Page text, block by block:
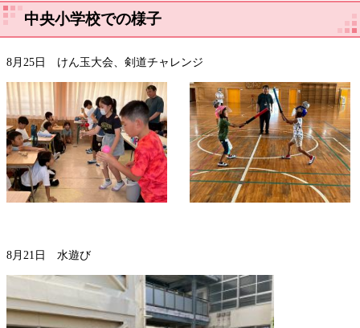
中央小学校での様子
8月25日 けん玉大会、剣道チャレンジ
8月21日 水遊び